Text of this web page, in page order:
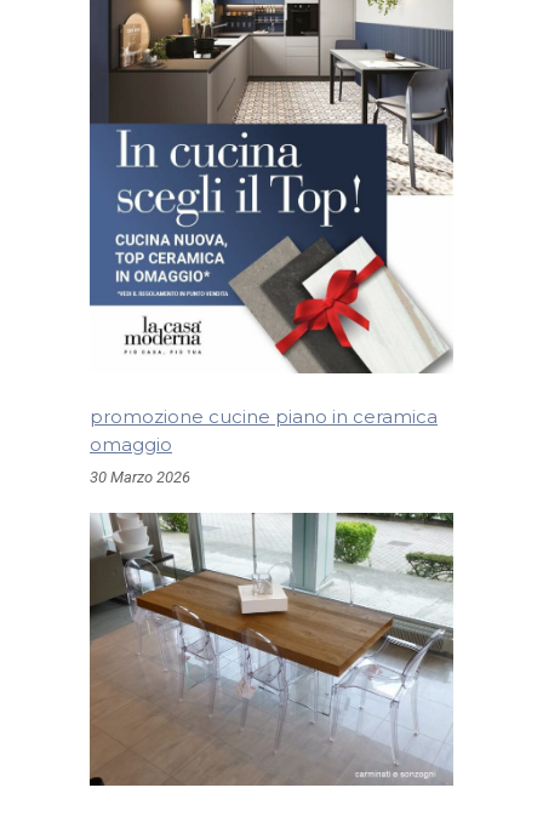
promozione cucine piano in ceramica
omaggio
30 Marzo 2026